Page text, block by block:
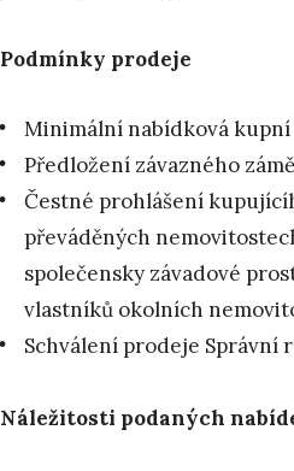
Podmínky prodeje
Minimální nabídková kupní
Předložení závazného
Čestné prohlášení
převáděných
společensky závadové
vlastníků okolních
Schválení prodeje Správní
Náležitosti podaných